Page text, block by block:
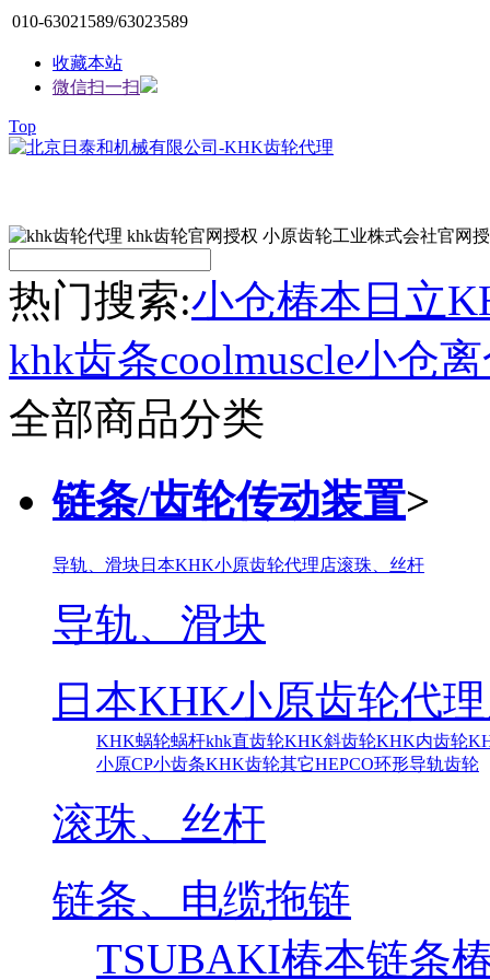
010-63021589/63023589
收藏本站
微信扫一扫
Top
热门搜索:小仓椿本 日立
khk齿条coolmuscle小仓
全部商品分类
链条/齿轮传动装置>
导轨、滑块日本KHK小原齿轮代理店滚珠、丝杆
导轨、滑块
日本KHK小原齿轮代
KHK蜗轮蜗杆khk直齿轮KHK斜齿轮KHK内齿轮
小原CP小齿条KHK齿轮其它HEPCO环形导轨齿轮
滚珠、丝杆
链条、电缆拖链
TSUBAKI椿本链条